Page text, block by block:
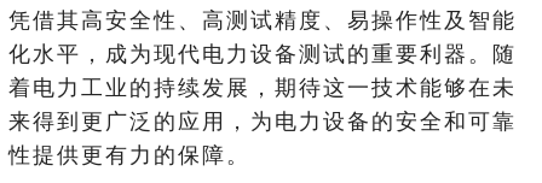
凭借其高安全性、高测试精度、易操作性及智能
化水平，成为现代电力设备测试的重要利器。随
着电力工业的持续发展，期待这一技术能够在未
来得到更广泛的应用，为电力设备的安全和可靠
性提供更有力的保障。